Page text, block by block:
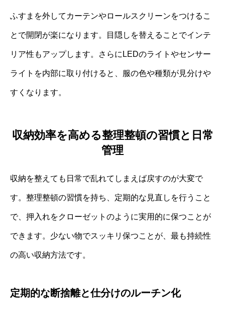
ふすまを外してカーテンやロールスクリーンをつけるこ
とで開閉が楽になります。目隠しを替えることでインテ
リア性もアップします。さらにLEDのライトやセンサー
ライトを内部に取り付けると、服の色や種類が見分けや
すくなります。
収納効率を高める整理整頓の習慣と日常
管理
収納を整えても日常で乱れてしまえば戻すのが大変で
す。整理整頓の習慣を持ち、定期的な見直しを行うこと
で、押入れをクローゼットのように実用的に保つことが
できます。少ない物でスッキリ保つことが、最も持続性
の高い収納方法です。
定期的な断捨離と仕分けのルーチン化